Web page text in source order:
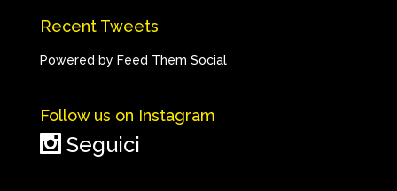
Recent Tweets
Powered by Feed Them Social
Follow us on Instagram
Seguici